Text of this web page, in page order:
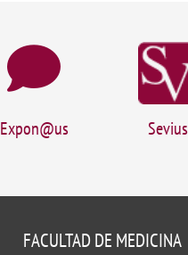
Expon@us Sevius
FACULTAD DE MEDICINA